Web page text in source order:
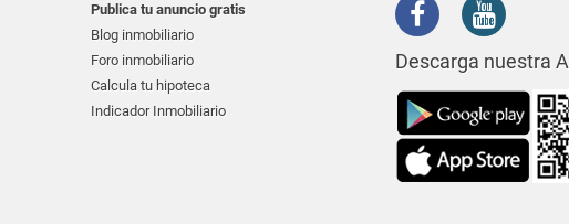
Publica tu anuncio gratis
Blog inmobiliario
Foro inmobiliario
Calcula tu hipoteca
Indicador Inmobiliario
Descarga nuestra